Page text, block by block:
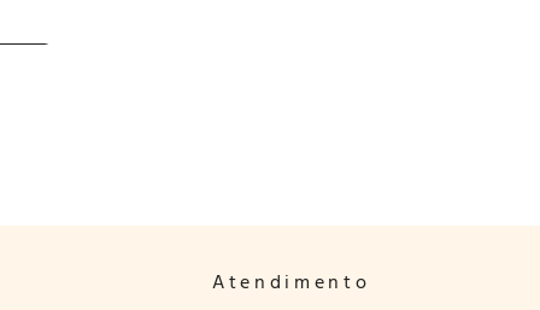
Atendimento